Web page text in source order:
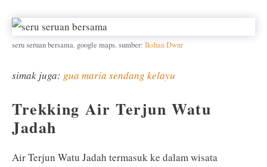
seru seruan bersama. google maps. sumber: Ikshan Dwnr
simak juga: gua maria sendang kelayu
Trekking Air Terjun Watu
Jadah
Air Terjun Watu Jadah termasuk ke dalam wisata